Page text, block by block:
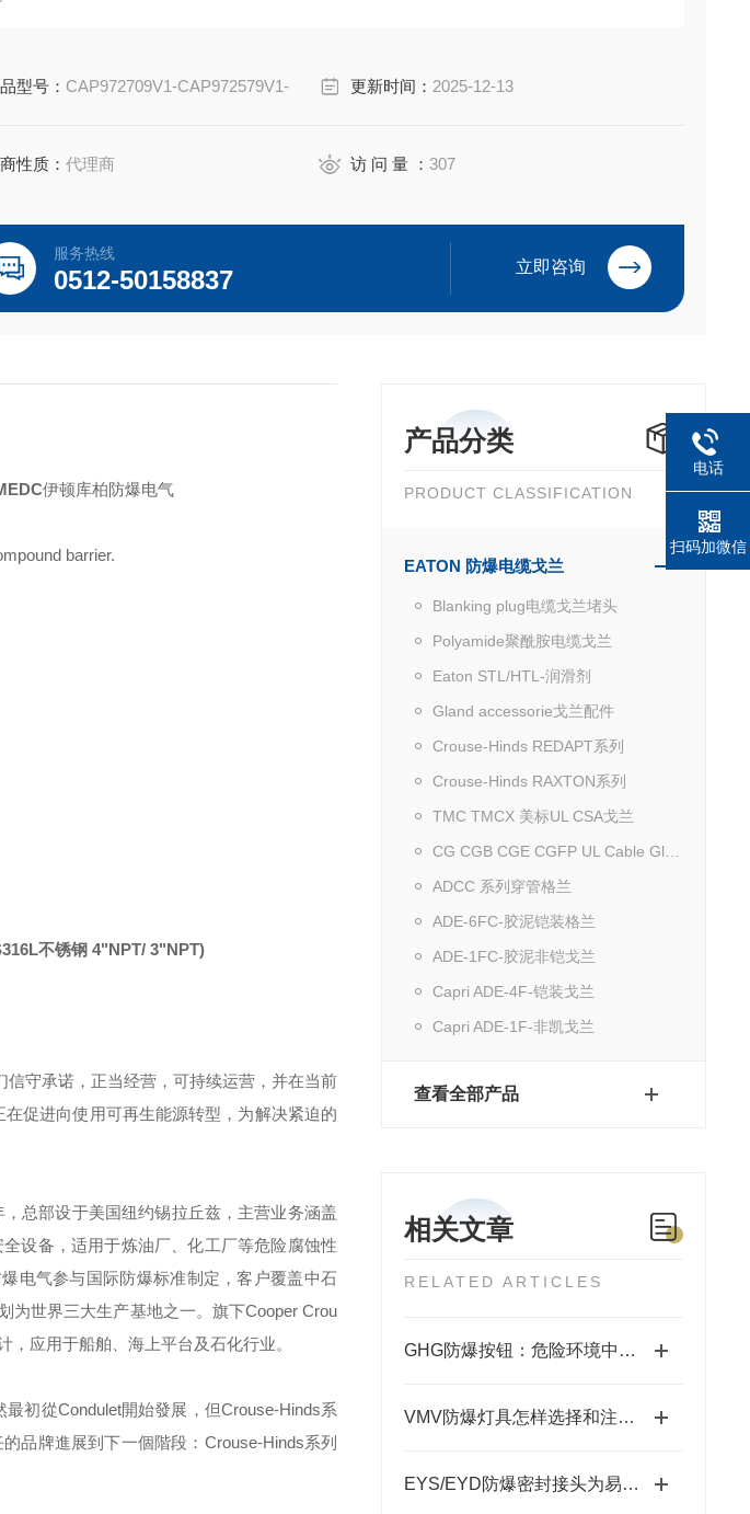
型号： CAP972709V1-CAP972579V1- 更新时间： 2025-12-13
性质：代理商 访 问 量 ：307
服务热线
0512-50158837 立即咨询
产品分类
PRODUCT CLASSIFICATION
EATON 防爆电缆戈兰
Blanking plug电缆戈兰堵头
Polyamide聚酰胺电缆戈兰
Eaton STL/HTL-润滑剂
Gland accessorie戈兰配件
Crouse-Hinds REDAPT系列
Crouse-Hinds RAXTON系列
TMC TMCX 美标UL CSA戈兰
ADCC 系列穿管格兰
ADE-6FC-胶泥铠装格兰
ADE-1FC-胶泥非铠戈兰
Capri ADE-4F-铠装戈兰
Capri ADE-1F-非凯戈兰
查看全部产品
相关文章
RELATED ARTICLES
GHG防爆按钮：危险环境中的安全掌控者
VMV防爆灯具怎样选择和注意事项
EYS/EYD防爆密封接头为易爆环境筑牢安全防线
伊顿库柏防爆电气
barrier.
不锈钢 4"NPT/ 3"NPT)
守承诺，正当经营，可持续运营，并在当前
促进向使用可再生能源转型，为解决紧迫的
，总部设于美国纽约锡拉丘兹，主营业务涵盖
设备，适用于炼油厂、化工厂等危险腐蚀性
电气参与国际防爆标准制定，客户覆盖中石
为世界三大生产基地之一。旗下Cooper Crou
，应用于船舶、海上平台及石化行业。
最初從Condulet開始發展，但Crouse-Hinds系
品牌進展到下一個階段： Crouse-Hinds系列
电话
扫码加微信